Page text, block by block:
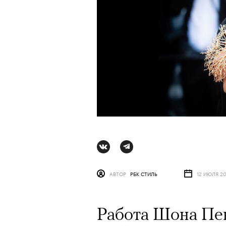
АВТОР РБК СТИЛЬ 12 ИЮЛЯ
Работа Шона